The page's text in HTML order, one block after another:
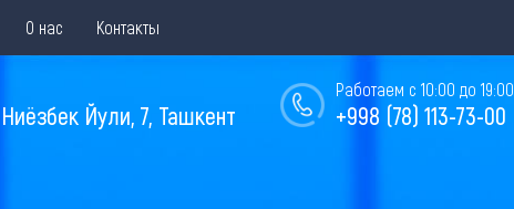
О нас Контакты
Работаем с 10:00 до 19:00
+998 (78) 113-73-00
Йули, 7, Ташкент